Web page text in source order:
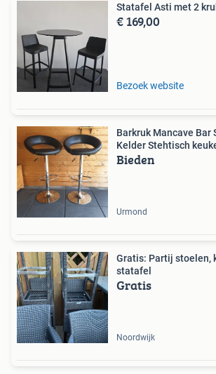
Statafel Asti met 2
€ 169,00
Bezoek website
Barkruk Mancave Bar
Kelder Stehtisch
Bieden
Urmond
Gratis: Partij stoelen, krukken, ligbed en
statafel
Gratis
Noordwijk